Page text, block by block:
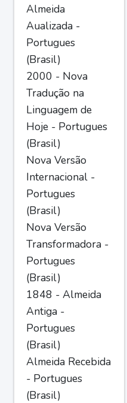
Almeida
Aualizada -
Portugues
(Brasil)
2000 - Nova
Tradução na
Linguagem de
Hoje - Portugues
(Brasil)
Nova Versão
Internacional -
Portugues
(Brasil)
Nova Versão
Transformadora -
Portugues
(Brasil)
1848 - Almeida
Antiga -
Portugues
(Brasil)
Almeida Recebida
- Portugues
(Brasil)